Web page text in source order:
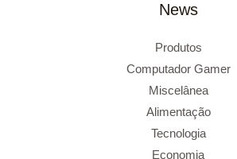
News
Produtos
Computador Gamer
Miscelânea
Alimentação
Tecnologia
Economia